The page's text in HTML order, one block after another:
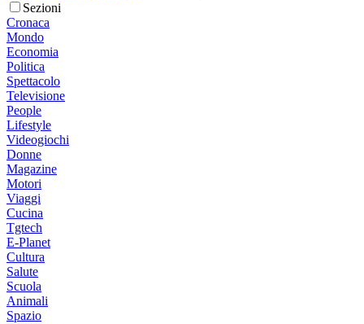
Sezioni
Cronaca
Mondo
Economia
Politica
Spettacolo
Televisione
People
Lifestyle
Videogiochi
Donne
Magazine
Motori
Viaggi
Cucina
Tgtech
E-Planet
Cultura
Salute
Scuola
Animali
Spazio